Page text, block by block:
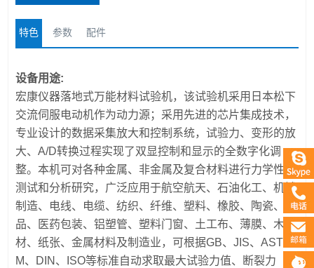
特色 参数 配件
设备用途:
宏康仪器落地式万能材料试验机，该试验机采用日本松下
交流伺服电动机作为动力源；采用先进的芯片集成技术，
专业设计的数据采集放大和控制系统，试验力、变形的放
大、A/D转换过程实现了双显控制和显示的全数字化调
整。本机可对各种金属、非金属及复合材料进行力学性能
测试和分析研究，广泛应用于航空航天、石油化工、机械
制造、电线、电缆、纺织、纤维、塑料、橡胶、陶瓷、食
品、医药包装、铝塑管、塑料门窗、土工布、薄膜、木
材、纸张、金属材料及制造业，可根据GB、JIS、AST
M、DIN、ISO等标准自动求取最大试验力值、断裂力